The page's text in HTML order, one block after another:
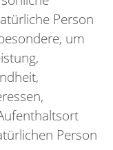
Person
um
Person